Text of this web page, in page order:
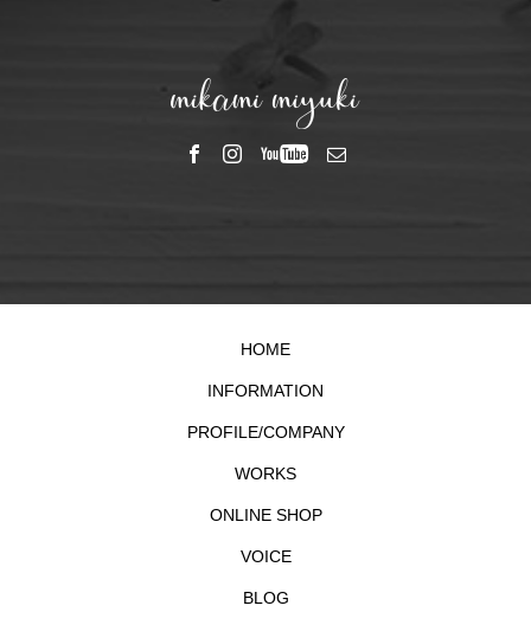
HOME
INFORMATION
PROFILE/COMPANY
WORKS
ONLINE SHOP
VOICE
BLOG